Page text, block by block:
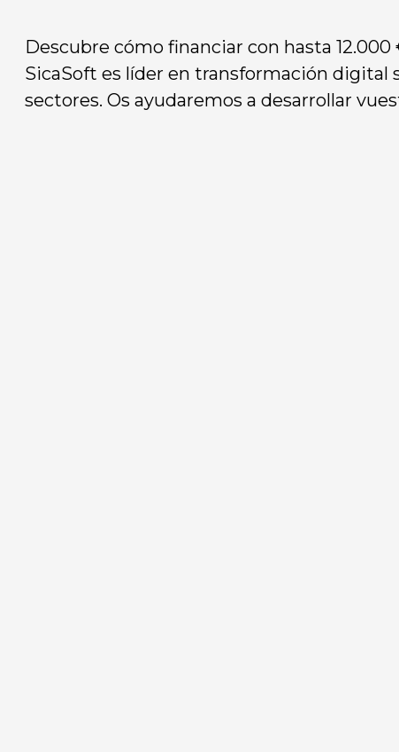
Descubre cómo financiar con hasta
SicaSoft es líder en transformación digital
sectores. Os ayudaremos a desarrollar